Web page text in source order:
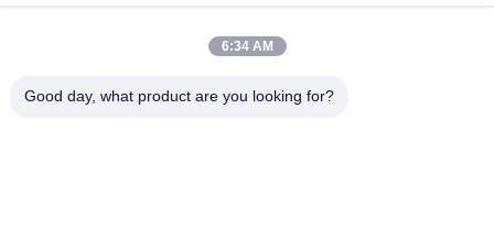
Custom Mould Injection Silicone Label Wasbaar 3D Soft
Silicone Logo Warm Transfer Silicone Badge
Warmtetransfer Label voor kleding
6:34 AM
Good day, what product are you looking for?